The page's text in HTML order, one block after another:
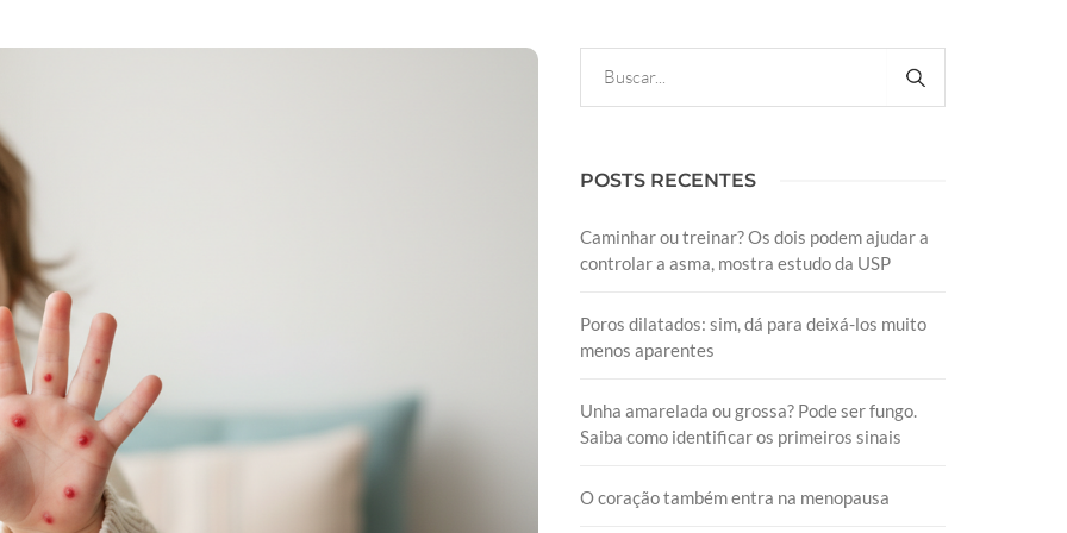
POSTS RECENTES
Caminhar ou treinar? Os dois podem ajudar a
controlar a asma, mostra estudo da USP
Poros dilatados: sim, dá para deixá-los muito
menos aparentes
Unha amarelada ou grossa? Pode ser fungo.
Saiba como identificar os primeiros sinais
O coração também entra na menopausa